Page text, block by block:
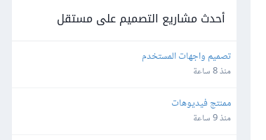
أحدث مشاريع التصميم على مستقل
تصميم واجهات المستخدم
منذ 8 ساعة
ممنتج فيديوهات
منذ 9 ساعة